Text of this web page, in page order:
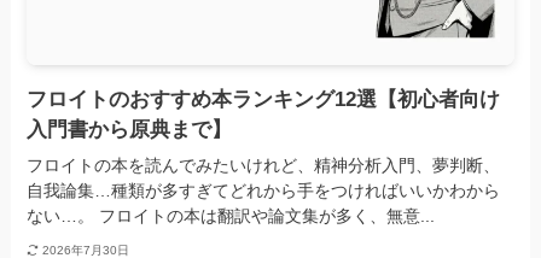
フロイトのおすすめ本ランキング12選【初心者向け
入門書から原典まで】
フロイトの本を読んでみたいけれど、精神分析入門、夢判断、
自我論集…種類が多すぎてどれから手をつければいいかわから
ない…。 フロイトの本は翻訳や論文集が多く、無意...
2026年7月30日